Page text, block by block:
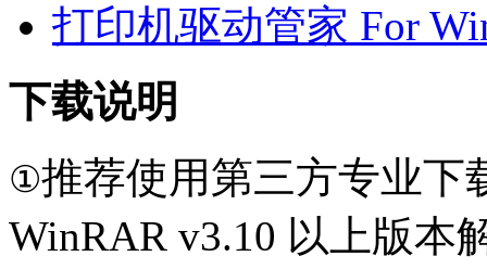
打印机驱动管家 For
下载说明
①推荐使用第三方专业下
WinRAR v3.10 以上版本